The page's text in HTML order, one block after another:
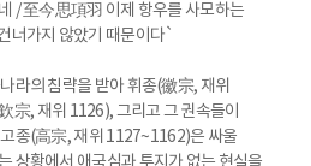
/ 至今思項羽 이제 항우를 사모하는
너가지 않았기 때문이다`
라의 침략을 받아 휘종(徽宗, 재위
宗, 재위 1126), 그리고 그 권속들이
종(高宗, 재위 1127~1162)은 싸울